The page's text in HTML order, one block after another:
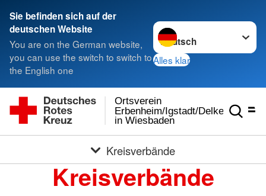
Sie befinden sich auf der
deutschen Website
You are on the German website,
you can use the switch to switch to
the English one
Sprache wechseln zu
Alles klar
in Wiesbaden
Erbenheim/Igstadt/Delkenheim
Ortsverein
Kreisverbände
Kreisverbände